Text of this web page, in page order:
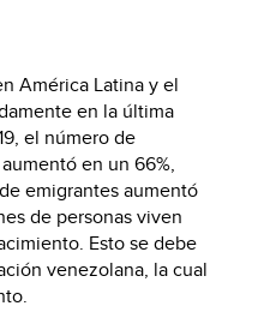
América Latina y el
en la última
el número de
en un 66%,
emigrantes aumentó
de personas viven
Esto se debe
venezolana, la cual